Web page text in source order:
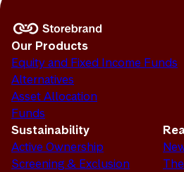
Our Products
Equity and Fixed Income Funds
Alternatives
Asset Allocation
Funds
Sustainability
Active Ownership
Screening & Exclusion